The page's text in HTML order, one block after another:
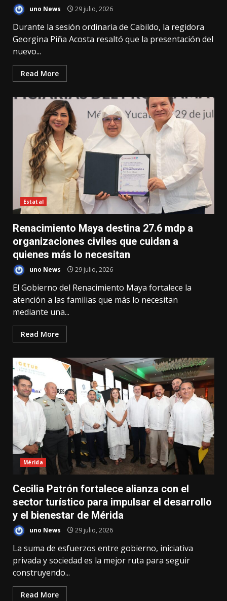
uno News 29 julio, 2026
Durante la sesión ordinaria de Cabildo, la regidora
Georgina Piña Acosta resaltó que la presentación del
nuevo...
Read More
Estatal
Renacimiento Maya destina 27.6 mdp a
organizaciones civiles que cuidan a
quienes más lo necesitan
uno News 29 julio, 2026
El Gobierno del Renacimiento Maya fortalece la
atención a las familias que más lo necesitan
mediante una...
Read More
Mérida
Cecilia Patrón fortalece alianza con el
sector turístico para impulsar el desarrollo
y el bienestar de Mérida
uno News 29 julio, 2026
La suma de esfuerzos entre gobierno, iniciativa
privada y sociedad es la mejor ruta para seguir
construyendo...
Read More